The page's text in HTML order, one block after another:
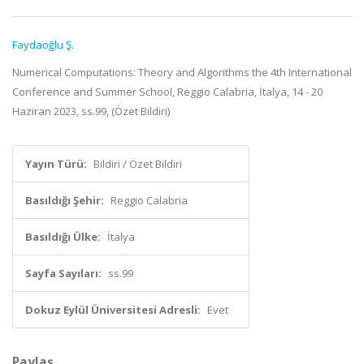
Faydaoğlu Ş.
Numerical Computations: Theory and Algorithms the 4th International
Conference and Summer School, Reggio Calabria, İtalya, 14 - 20
Haziran 2023, ss.99, (Özet Bildiri)
Yayın Türü: Bildiri / Özet Bildiri
Basıldığı Şehir: Reggio Calabria
Basıldığı Ülke: İtalya
Sayfa Sayıları: ss.99
Dokuz Eylül Üniversitesi Adresli: Evet